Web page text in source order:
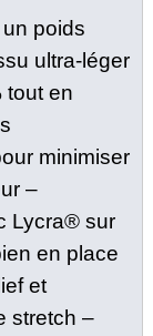
poids
ultra-léger
tout en
minimiser
–
Lycra® sur
en place
et
stretch –